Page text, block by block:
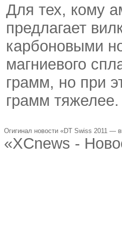
Для тех, кому
предлагает
карбоновыми
магниевого
грамм, но при
грамм тяжелее.
Огигинал новости «DT Swiss 2011 —
«XCnews -